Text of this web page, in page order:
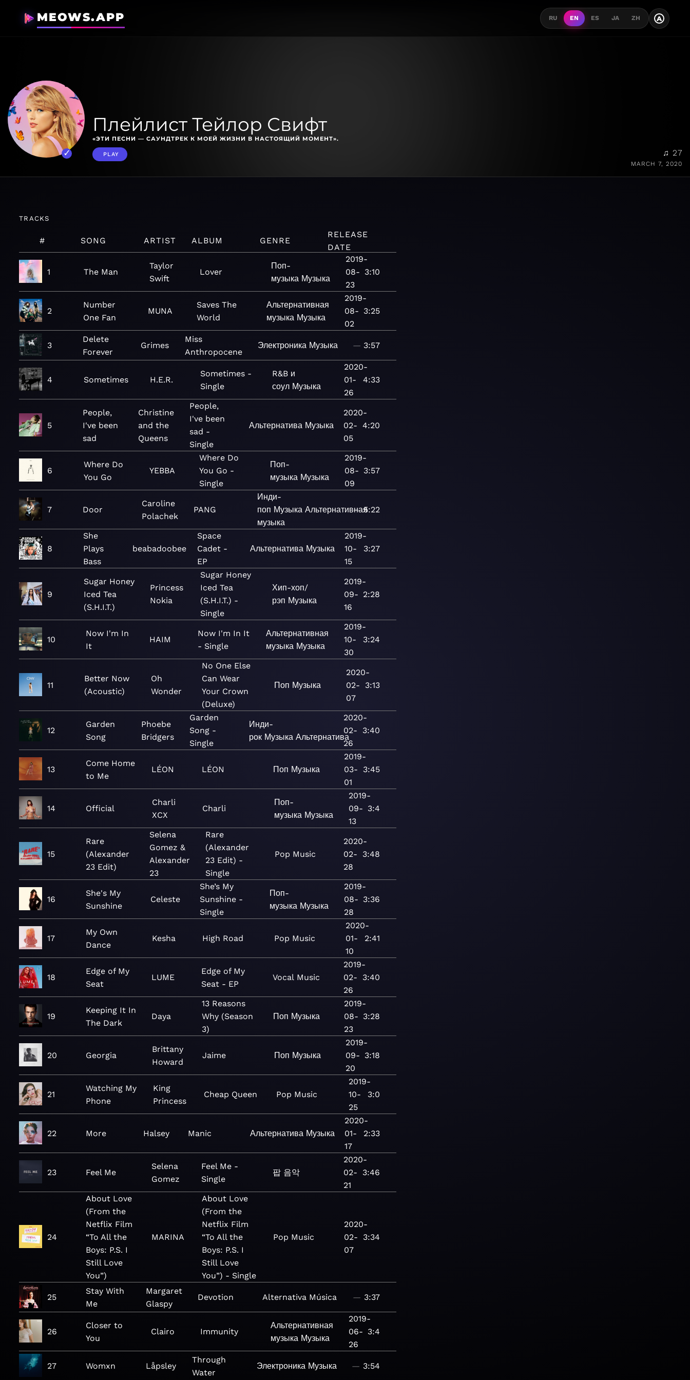
MEOWS.APP RU EN ES JA ZH A
Плейлист Тейлор Свифт
«ЭТИ ПЕСНИ — САУНДТРЕК К МОЕЙ ЖИЗНИ В НАСТОЯЩИЙ МОМЕНТ».
PLAY ♫ 27
MARCH 7, 2020
TRACKS
# SONG ARTIST ALBUM GENRE
RELEASE
DATE
1 The Man
Taylor
Swift
Lover
Поп-
музыка Музыка
2019-
08-
23
3:10
2
Number
One Fan
MUNA
Saves The
World
Альтернативная
музыка Музыка
2019-
08-
02
3:25
3
Delete
Forever
Grimes
Miss
Anthropocene
Электроника Музыка — 3:57
4 Sometimes H.E.R.
Sometimes -
Single
R&B и
соул Музыка
2020-
01-
26
4:33
5
People,
I've been
sad
Christine
and the
Queens
People,
I've been
sad -
Single
Альтернатива Музыка
2020-
02-
05
4:20
6
Where Do
You Go
YEBBA
Where Do
You Go -
Single
Поп-
музыка Музыка
2019-
08-
09
3:57
7 Door
Caroline
Polachek
PANG
Инди-
поп Музыка Альтернативная
музыка
— 5:22
8
She
Plays
Bass
beabadoobee
Space
Cadet -
EP
Альтернатива Музыка
2019-
10-
15
3:27
9
Sugar Honey
Iced Tea
(S.H.I.T.)
Princess
Nokia
Sugar Honey
Iced Tea
(S.H.I.T.) -
Single
Хип-хоп/
рэп Музыка
2019-
09-
16
2:28
10
Now I'm In
It
HAIM
Now I'm In It
- Single
Альтернативная
музыка Музыка
2019-
10-
30
3:24
11
Better Now
(Acoustic)
Oh
Wonder
No One Else
Can Wear
Your Crown
(Deluxe)
Поп Музыка
2020-
02-
07
3:13
12
Garden
Song
Phoebe
Bridgers
Garden
Song -
Single
Инди-
рок Музыка Альтернатива
2020-
02-
26
3:40
13
Come Home
to Me
LÉON LÉON Поп Музыка
2019-
03-
01
3:45
14 Official
Charli
XCX
Charli
Поп-
музыка Музыка
2019-
09-
13
3:4
15
Rare
(Alexander
23 Edit)
Selena
Gomez &
Alexander
23
Rare
(Alexander
23 Edit) -
Single
Pop Music
2020-
02-
28
3:48
16
She's My
Sunshine
Celeste
She’s My
Sunshine -
Single
Поп-
музыка Музыка
2019-
08-
28
3:36
17
My Own
Dance
Kesha High Road Pop Music
2020-
01-
10
2:41
18
Edge of My
Seat
LUME
Edge of My
Seat - EP
Vocal Music
2019-
02-
26
3:40
19
Keeping It In
The Dark
Daya
13 Reasons
Why (Season
3)
Поп Музыка
2019-
08-
23
3:28
20 Georgia
Brittany
Howard
Jaime Поп Музыка
2019-
09-
20
3:18
21
Watching My
Phone
King
Princess
Cheap Queen Pop Music
2019-
10-
25
3:0
22 More Halsey Manic Альтернатива Музыка
2020-
01-
17
2:33
23 Feel Me
Selena
Gomez
Feel Me -
Single
팝 음악
2020-
02-
21
3:46
24
About Love
(From the
Netflix Film
“To All the
Boys: P.S. I
Still Love
You”)
MARINA
About Love
(From the
Netflix Film
“To All the
Boys: P.S. I
Still Love
You”) - Single
Pop Music
2020-
02-
07
3:34
25
Stay With
Me
Margaret
Glaspy
Devotion Alternativa Música — 3:37
26
Closer to
You
Clairo Immunity
Альтернативная
музыка Музыка
2019-
06-
26
3:4
27 Womxn Låpsley
Through
Water
Электроника Музыка — 3:54